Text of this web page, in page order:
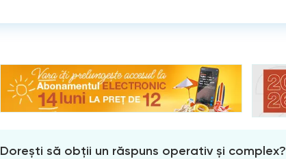
Dorești să obții un răspuns operativ și complex?